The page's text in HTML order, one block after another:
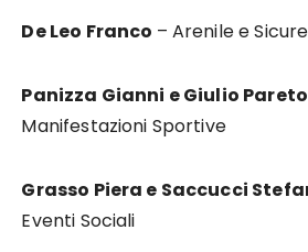
De Leo Franco – Arenile e
Panizza Gianni e Giulio Pareto
Manifestazioni Sportive
Grasso Piera e Saccucci
Eventi Sociali